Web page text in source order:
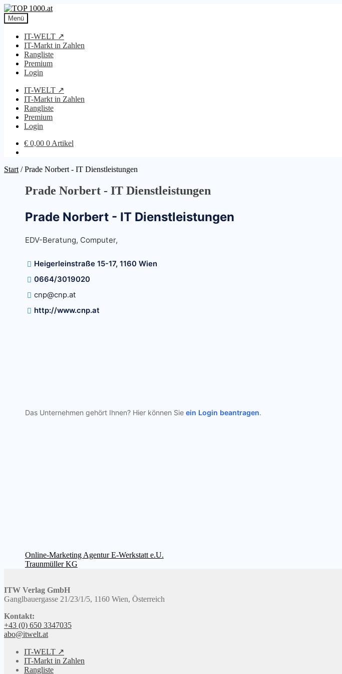
Zur
Navigation
springen
Zum
Inhalt
springen
Menü
IT-WELT ↗
IT-Markt in Zahlen
Rangliste
Premium
Login
IT-WELT ↗
IT-Markt in Zahlen
Rangliste
Premium
Login
€ 0,00 0 Artikel
Start /Prade Norbert - IT Dienstleistungen
Prade Norbert - IT Dienstleistungen
Prade Norbert - IT Dienstleistungen
EDV-Beratung, Computer,
Heigerleinstraße 15-17, 1160 Wien
0664/3019020
cnp@cnp.at
http://www.cnp.at
Das Unternehmen gehört Ihnen? Hier können Sie ein Login beantragen.
Beitragsnavigation
Vorheriger
Beitrag:
Online-Marketing Agentur E-Werkstatt e.U.
Nächster
Traunmüller KG
ITW Verlag GmbH
Ganglbauergasse 21/23/1/5, 1160 Wien, Österreich
Kontakt:
+43 (0) 650 3347035
abo@itwelt.at
IT-WELT ↗
IT-Markt in Zahlen
Rangliste